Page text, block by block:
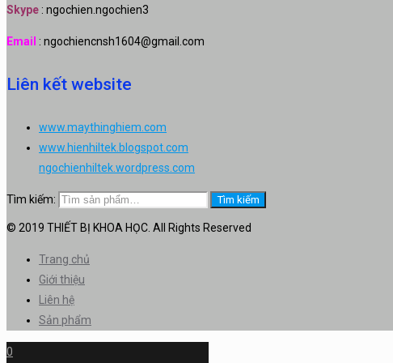
Skype : ngochien.ngochien3
Email : ngochiencnsh1604@gmail.com
Liên kết website
www.maythinghiem.com
www.hienhiltek.blogspot.com
ngochienhiltek.wordpress.com
Tìm kiếm: Tìm kiếm
© 2019 THIẾT BỊ KHOA HỌC. All Rights Reserved
Trang chủ
Giới thiệu
Liên hệ
Sản phẩm
0